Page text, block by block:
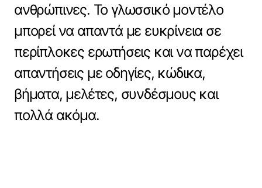
ανθρώπινες. Το γλωσσικό μοντέλο
μπορεί να απαντά με ευκρίνεια σε
περίπλοκες ερωτήσεις και να παρέχει
απαντήσεις με οδηγίες, κώδικα,
βήματα, μελέτες, συνδέσμους και
πολλά ακόμα.